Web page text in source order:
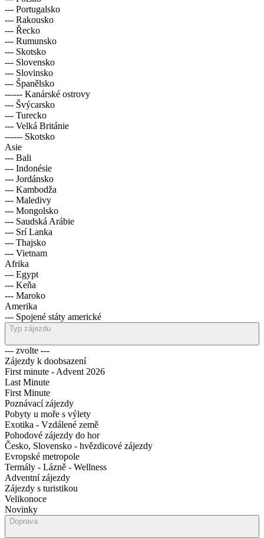
--- Portugalsko
--- Rakousko
--- Řecko
--- Rumunsko
--- Skotsko
--- Slovensko
--- Slovinsko
--- Španělsko
------ Kanárské ostrovy
--- Švýcarsko
--- Turecko
--- Velká Británie
------ Skotsko
Asie
--- Bali
--- Indonésie
--- Jordánsko
--- Kambodža
--- Maledivy
--- Mongolsko
--- Saudská Arábie
--- Srí Lanka
--- Thajsko
--- Vietnam
Afrika
--- Egypt
--- Keňa
--- Maroko
Amerika
--- Spojené státy americké
Typ zájezdu
--- zvolte ---
Zájezdy k doobsazení
First minute - Advent 2026
Last Minute
First Minute
Poznávací zájezdy
Pobyty u moře s výlety
Exotika - Vzdálené země
Pohodové zájezdy do hor
Česko, Slovensko - hvězdicové zájezdy
Evropské metropole
Termály - Lázně - Wellness
Adventní zájezdy
Zájezdy s turistikou
Velikonoce
Novinky
Doprava